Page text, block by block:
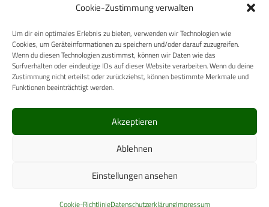
Cookie-Zustimmung verwalten
Um dir ein optimales Erlebnis zu bieten, verwenden wir Technologien wie
Cookies, um Geräteinformationen zu speichern und/oder darauf zuzugreifen.
Wenn du diesen Technologien zustimmst, können wir Daten wie das
Surfverhalten oder eindeutige IDs auf dieser Website verarbeiten. Wenn du deine
Zustimmung nicht erteilst oder zurückziehst, können bestimmte Merkmale und
Funktionen beeinträchtigt werden.
Akzeptieren
Ablehnen
Einstellungen ansehen
Cookie-RichtlinieDatenschutzerklärungImpressum
RECHTLICHES
Datenschutzerklärung
Cookie-Richtlinie (EU)
© 2025 CPM GmbH – Alle Rechte vorbehalten